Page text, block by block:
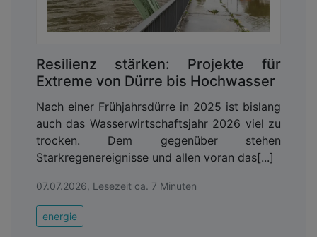
Resilienz stärken: Projekte für
Extreme von Dürre bis Hochwasser
Nach einer Frühjahrsdürre in 2025 ist bislang
auch das Wasserwirtschaftsjahr 2026 viel zu
trocken. Dem gegenüber stehen
Starkregenereignisse und allen voran das[...]
07.07.2026, Lesezeit ca. 7 Minuten
energie